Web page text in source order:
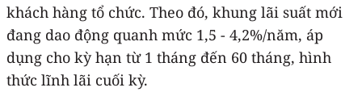
khách hàng tổ chức. Theo đó, khung lãi suất mới
đang dao động quanh mức 1,5 - 4,2%/năm, áp
dụng cho kỳ hạn từ 1 tháng đến 60 tháng, hình
thức lĩnh lãi cuối kỳ.